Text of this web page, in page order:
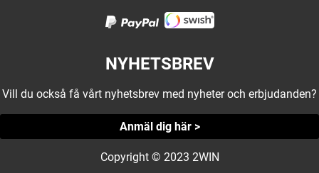
NYHETSBREV
Vill du också få vårt nyhetsbrev med nyheter och erbjudanden?
Anmäl dig här >
Copyright © 2023 2WIN